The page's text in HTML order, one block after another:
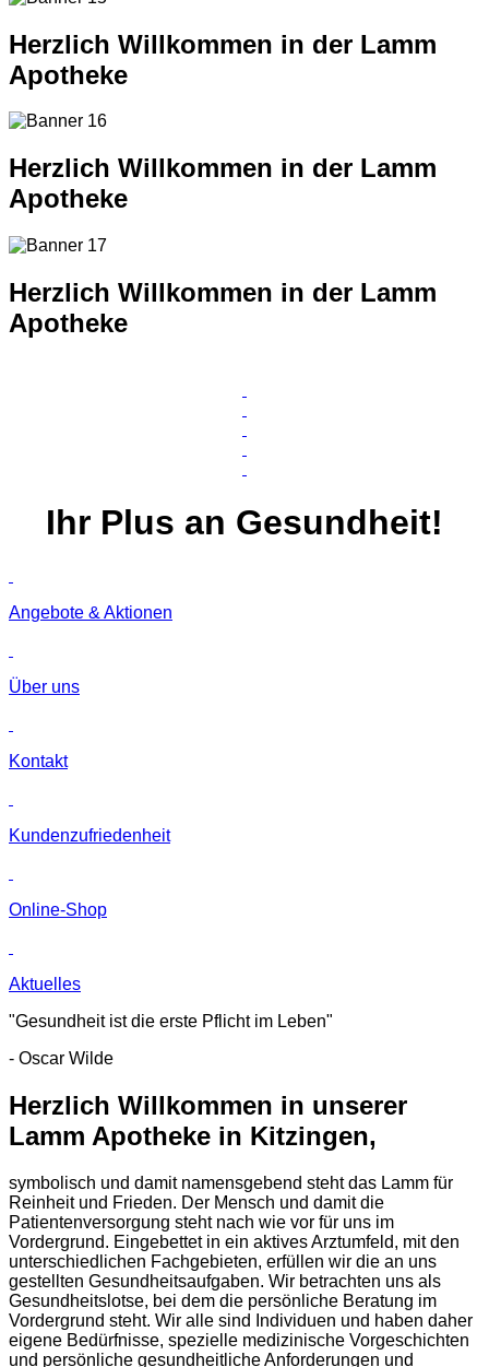
Herzlich Willkommen in der Lamm
Apotheke
Herzlich Willkommen in der Lamm
Apotheke
Herzlich Willkommen in der Lamm
Apotheke
Ihr Plus an Gesundheit!
Angebote & Aktionen
Über uns
Kontakt
Kunden­zufriedenheit
Online-Shop
Aktuelles
"Gesundheit ist die erste Pflicht im Leben"
- Oscar Wilde
Herzlich Willkommen in unserer
Lamm Apotheke in Kitzingen,
symbolisch und damit namensgebend steht das Lamm für
Reinheit und Frieden. Der Mensch und damit die
Patientenversorgung steht nach wie vor für uns im
Vordergrund. Eingebettet in ein aktives Arztumfeld, mit den
unterschiedlichen Fachgebieten, erfüllen wir die an uns
gestellten Gesundheitsaufgaben. Wir betrachten uns als
Gesundheitslotse, bei dem die persönliche Beratung im
Vordergrund steht. Wir alle sind Individuen und haben daher
eigene Bedürfnisse, spezielle medizinische Vorgeschichten
und persönliche gesundheitliche Anforderungen und